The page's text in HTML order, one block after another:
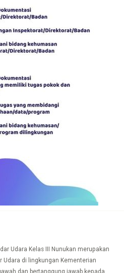
Udara Kelas III Nunukan merupakan
Udara di lingkungan Kementerian